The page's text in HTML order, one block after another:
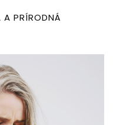
A PRÍRODNÁ